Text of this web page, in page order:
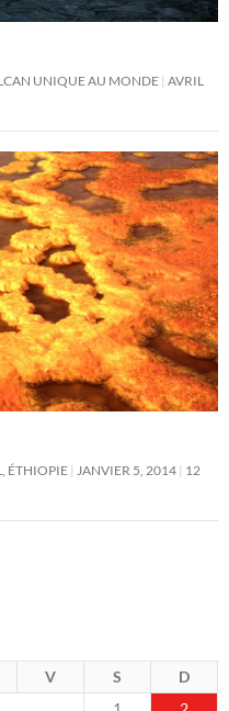
UNIQUE AU MONDE AVRIL
ÉTHIOPIE JANVIER 5, 2014 12
V S
D